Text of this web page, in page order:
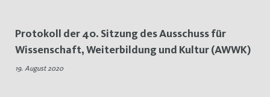
Protokoll der 40. Sitzung des Ausschuss für
Wissenschaft, Weiterbildung und Kultur (AWWK)
19. August 2020